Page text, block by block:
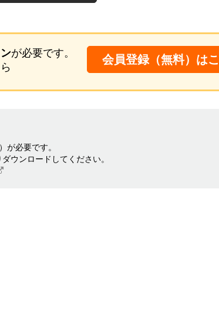
が必要です。
会員登録（無料）は
が必要です。
ウンロードしてください。